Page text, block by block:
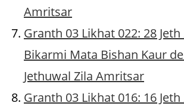
Amritsar
Granth 03 Likhat 022: 28 Jeth
Bikarmi Mata Bishan Kaur
Jethuwal Zila Amritsar
Granth 03 Likhat 016: 16 Jeth